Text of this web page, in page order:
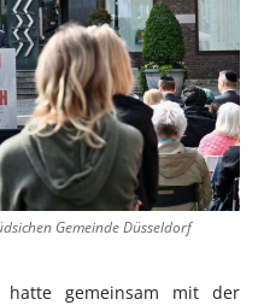
Gemeinde Düsseldorf
hatte gemeinsam mit der